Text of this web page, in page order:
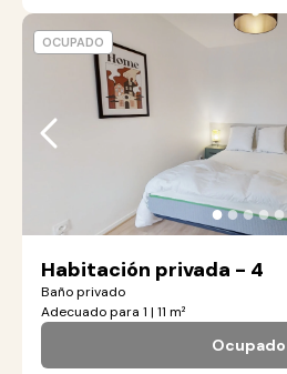
●●●●●
Habitación privada - 4
Baño privado
Adecuado para 1 | 11 m²
Ocupado
OCUPADO